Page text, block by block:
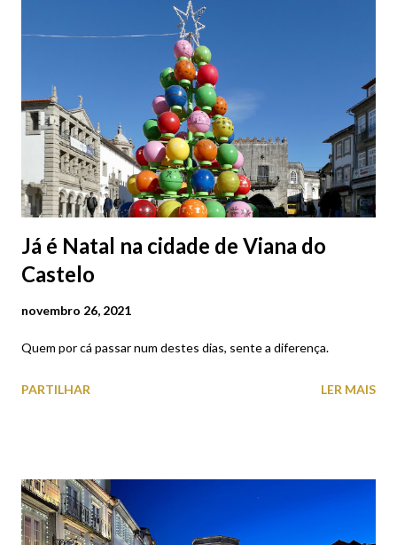
Já é Natal na cidade de Viana do
Castelo
novembro 26, 2021
Quem por cá passar num destes dias, sente a diferença.
PARTILHAR LER MAIS